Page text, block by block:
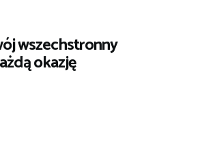
wszechstronny
okazję